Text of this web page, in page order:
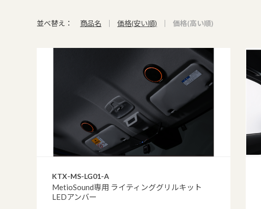
並べ替え： 商品名 価格(安い順) 価格(高い順)
KTX-MS-LG01-A
MetioSound専用 ライティンググリルキット
LEDアンバー